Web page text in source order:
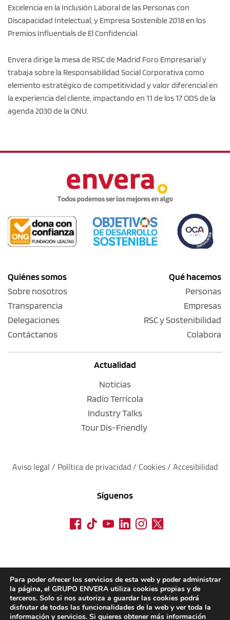
Excelencia en la Inclusión Laboral de las Personas con
Discapacidad Intelectual, y Empresa Sostenible 2018 en los
Premios Influentials de El Confidencial.
Envera dirige la mesa de RSC de Madrid Foro Empresarial y
trabaja sobre la Responsabilidad Social Corporativa como
elemento estratégico de competitividad y valor diferencial en
la experiencia del cliente, impactando en 11 de los 17 ODS de la
agenda 2030 de la ONU.
Quiénes somos
Sobre nosotros
Transparencia
Delegaciones
Contáctanos
Qué hacemos
Personas
Empresas
RSC y Sostenibilidad
Colabora
Actualidad
Noticias
Radio Terrícola
Industry Talks
Tour Dis-Friendly
Aviso legal / Política de privacidad / Cookies / Accesibilidad
Síguenos
Para poder ofrecer los servicios de esta web y poder administrar
la página, el GRUPO ENVERA utiliza cookies propias y de
terceros. Solo si nos autoriza a guardar las cookies podrá
disfrutar de todas las funcionalidades de la web y ver toda la
información y servicios. Si quieres obtener más información